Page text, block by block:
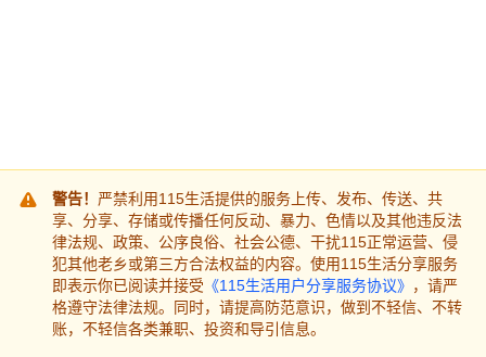
警告！ 严禁利用115生活提供的服务上传、发布、传送、共
享、分享、存储或传播任何反动、暴力、色情以及其他违反法
律法规、政策、公序良俗、社会公德、干扰115正常运营、侵
犯其他老乡或第三方合法权益的内容。使用115生活分享服务
即表示你已阅读并接受 《115生活用户分享服务协议》 ，请严
格遵守法律法规。同时，请提高防范意识，做到不轻信、不转
账，不轻信各类兼职、投资和导引信息。